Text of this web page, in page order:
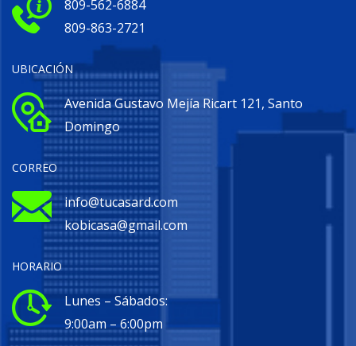
809-562-6884
809-863-2721
UBICACIÓN
Avenida Gustavo Mejía Ricart 121, Santo
Domingo
CORREO
info@tucasard.com
kobicasa@gmail.com
HORARIO
Lunes – Sábados:
9:00am – 6:00pm